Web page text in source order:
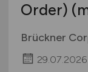
Order)
Brückner
29.07.2026